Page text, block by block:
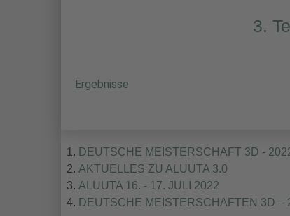
3.
Ergebnisse
DEUTSCHE MEISTERSCHAFT 3D -
AKTUELLES ZU ALUUTA 3.0
ALUUTA 16. - 17. JULI 2022
DEUTSCHE MEISTERSCHAFTEN 3D –